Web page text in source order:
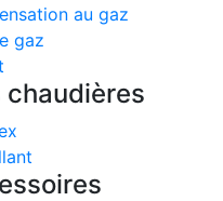
au gaz
gaz
chaudières